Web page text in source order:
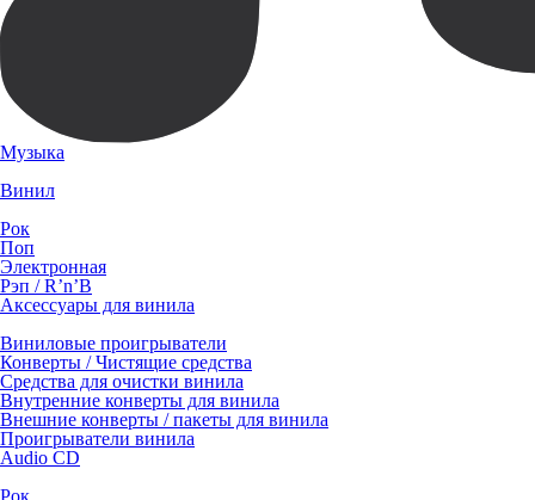
Музыка
Винил
Рок
Поп
Электронная
Рэп / R’n’B
Аксессуары для винила
Виниловые проигрыватели
Конверты / Чистящие средства
Средства для очистки винила
Внутренние конверты для винила
Внешние конверты / пакеты для винила
Проигрыватели винила
Audio CD
Рок